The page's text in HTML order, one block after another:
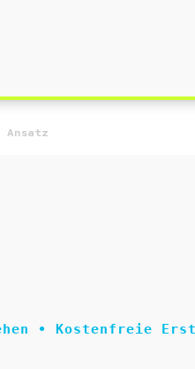
Ansatz
• Kostenfreie